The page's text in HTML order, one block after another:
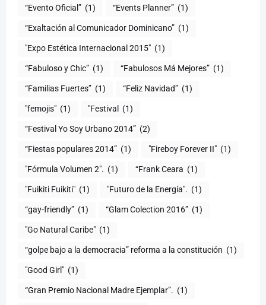
“Evento Oficial” (1) “Events Planner” (1)
“Exaltación al Comunicador Dominicano” (1)
"Expo Estética Internacional 2015" (1)
“Fabuloso y Chic” (1) “Fabulosos Má Mejores” (1)
“Familias Fuertes” (1) “Feliz Navidad” (1)
"femojis" (1) "Festival (1)
“Festival Yo Soy Urbano 2014” (2)
“Fiestas populares 2014” (1) "Fireboy Forever II" (1)
"Fórmula Volumen 2". (1) “Frank Ceara (1)
"Fuikiti Fuikiti" (1) "Futuro de la Energía". (1)
“gay-friendly” (1) “Glam Colection 2016” (1)
"Go Natural Caribe" (1)
“golpe bajo a la democracia” reforma a la constitución (1)
"Good Girl" (1)
“Gran Premio Nacional Madre Ejemplar”. (1)